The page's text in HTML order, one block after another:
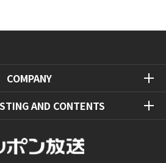
COMPANY
AND CONTENTS